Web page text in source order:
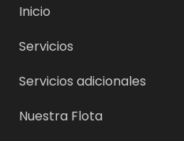
Inicio
Servicios
Servicios adicionales
Nuestra Flota